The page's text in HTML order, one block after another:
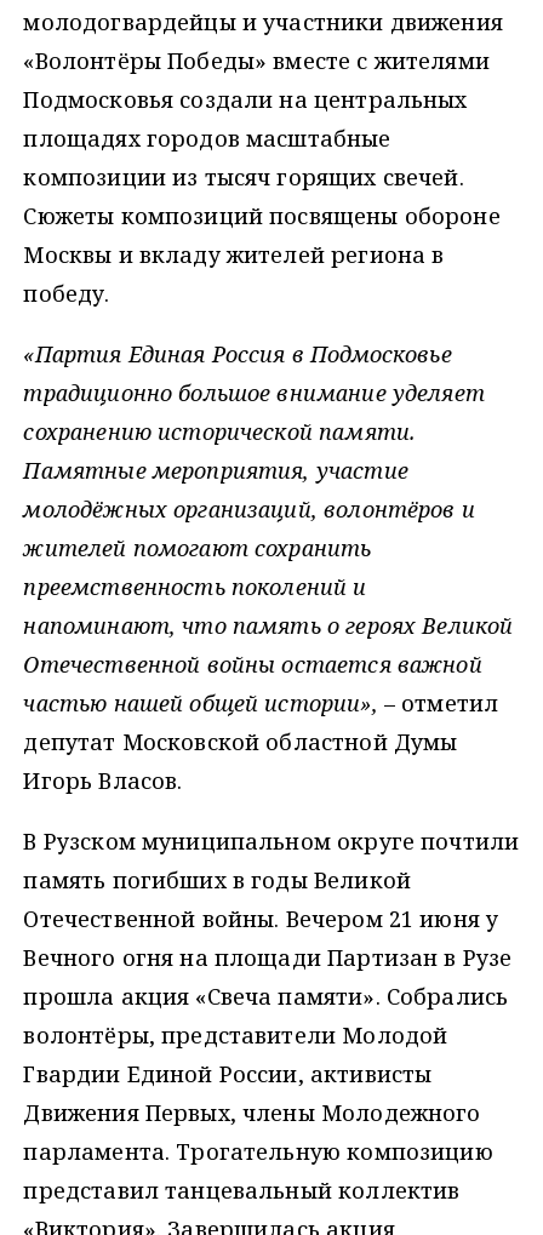
молодогвардейцы и участники движения
«Волонтёры Победы» вместе с жителями
Подмосковья создали на центральных
площадях городов масштабные
композиции из тысяч горящих свечей.
Сюжеты композиций посвящены обороне
Москвы и вкладу жителей региона в
победу.
«Партия Единая Россия в Подмосковье
традиционно большое внимание уделяет
сохранению исторической памяти.
Памятные мероприятия, участие
молодёжных организаций, волонтёров и
жителей помогают сохранить
преемственность поколений и
напоминают, что память о героях Великой
Отечественной войны остается важной
частью нашей общей истории», – отметил
депутат Московской областной Думы
Игорь Власов.
В Рузском муниципальном округе почтили
память погибших в годы Великой
Отечественной войны. Вечером 21 июня у
Вечного огня на площади Партизан в Рузе
прошла акция «Свеча памяти». Собрались
волонтёры, представители Молодой
Гвардии Единой России, активисты
Движения Первых, члены Молодежного
парламента. Трогательную композицию
представил танцевальный коллектив
«Виктория». Завершилась акция